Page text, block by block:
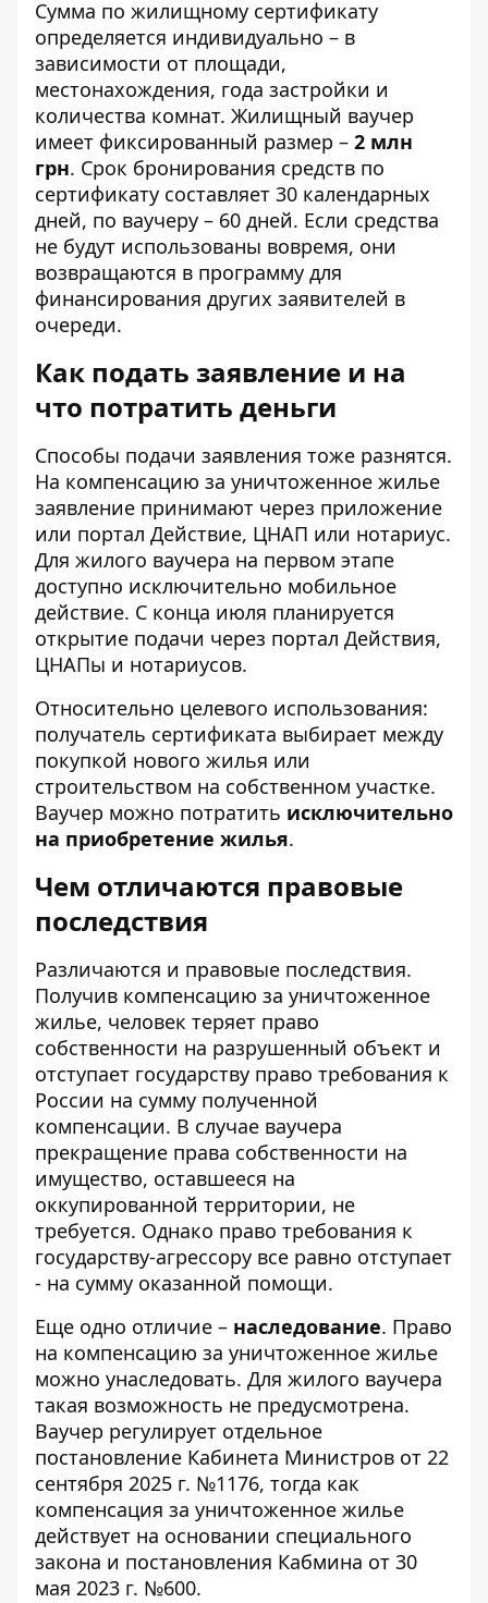
Сумма по жилищному сертификату
определяется индивидуально – в
зависимости от площади,
местонахождения, года застройки и
количества комнат. Жилищный ваучер
имеет фиксированный размер – 2 млн
грн. Срок бронирования средств по
сертификату составляет 30 календарных
дней, по ваучеру – 60 дней. Если средства
не будут использованы вовремя, они
возвращаются в программу для
финансирования других заявителей в
очереди.
Как подать заявление и на
что потратить деньги
Способы подачи заявления тоже разнятся.
На компенсацию за уничтоженное жилье
заявление принимают через приложение
или портал Действие, ЦНАП или нотариус.
Для жилого ваучера на первом этапе
доступно исключительно мобильное
действие. С конца июля планируется
открытие подачи через портал Действия,
ЦНАПы и нотариусов.
Относительно целевого использования:
получатель сертификата выбирает между
покупкой нового жилья или
строительством на собственном участке.
Ваучер можно потратить исключительно
на приобретение жилья.
Чем отличаются правовые
последствия
Различаются и правовые последствия.
Получив компенсацию за уничтоженное
жилье, человек теряет право
собственности на разрушенный объект и
отступает государству право требования к
России на сумму полученной
компенсации. В случае ваучера
прекращение права собственности на
имущество, оставшееся на
оккупированной территории, не
требуется. Однако право требования к
государству-агрессору все равно отступает
- на сумму оказанной помощи.
Еще одно отличие – наследование. Право
на компенсацию за уничтоженное жилье
можно унаследовать. Для жилого ваучера
такая возможность не предусмотрена.
Ваучер регулирует отдельное
постановление Кабинета Министров от 22
сентября 2025 г. №1176, тогда как
компенсация за уничтоженное жилье
действует на основании специального
закона и постановления Кабмина от 30
мая 2023 г. №600.